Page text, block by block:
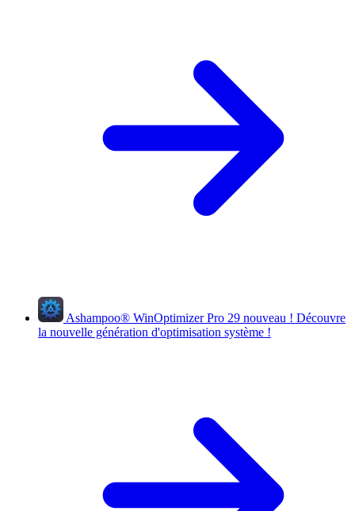
Ashampoo® WinOptimizer Pro 29 nouveau ! Découvre
la nouvelle génération d'optimisation système !